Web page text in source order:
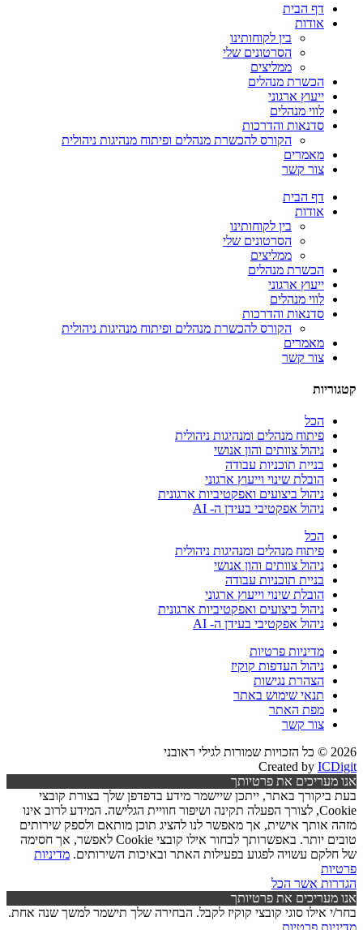
דף הבית
אודות
בין לקוחותינו
הסרטונים שלי
ממליצים
הכשרת מנהלים
ייעוץ ארגוני
לווי מנהלים
סדנאות והדרכות
הקורס להכשרת מנהלים ופיתוח מנהיגות ניהולית
מאמרים
צור קשר
דף הבית
אודות
בין לקוחותינו
הסרטונים שלי
ממליצים
הכשרת מנהלים
ייעוץ ארגוני
לווי מנהלים
סדנאות והדרכות
הקורס להכשרת מנהלים ופיתוח מנהיגות ניהולית
מאמרים
צור קשר
קטגוריות
הכל
פיתוח מנהלים ומנהיגות ניהולית
ניהול צוותים והון אנושי
בניית תוכניות עבודה
הובלת שינוי וייעוץ ארגוני
ניהול ביצועים ואפקטיביות ארגונית
ניהול אפקטיבי בעידן ה- AI
הכל
פיתוח מנהלים ומנהיגות ניהולית
ניהול צוותים והון אנושי
בניית תוכניות עבודה
הובלת שינוי וייעוץ ארגוני
ניהול ביצועים ואפקטיביות ארגונית
ניהול אפקטיבי בעידן ה- AI
מדיניות פרטיות
ניהול העדפות קוקיז
הצהרת נגישות
תנאי שימוש באתר
מפת האתר
צור קשר
2026 © כל הזכויות שמורות לגילי ראובני
Created by ICDigit
אנו מעריכים את פרטיותך
בעת ביקורך באתר, ייתכן שיישמר מידע בדפדפן שלך בצורת קובצי
Cookie, לצורך הפעלה תקינה ושיפור חוויית הגלישה. המידע לרוב אינו
מזהה אותך אישית, אך מאפשר לנו להציג תוכן מותאם ולספק שירותים
טובים יותר. באפשרותך לבחור אילו קובצי Cookie לאפשר, אך חסימה
של חלקם עשויה לפגוע בפעילות האתר ובאיכות השירותים. מדיניות
פרטיות
הגדרות אשר הכל
אנו מעריכים את פרטיותך
בחר/י אילו סוגי קובצי קוקיז לקבל. הבחירה שלך תישמר למשך שנה אחת.